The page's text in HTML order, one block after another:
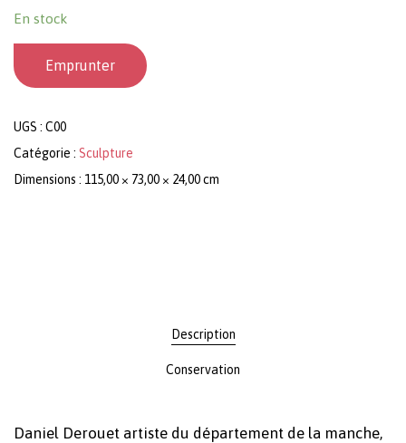
En stock
Emprunter
UGS : C00
Catégorie : Sculpture
Dimensions : 115,00 × 73,00 × 24,00 cm
Description
Conservation
Daniel Derouet artiste du département de la manche,